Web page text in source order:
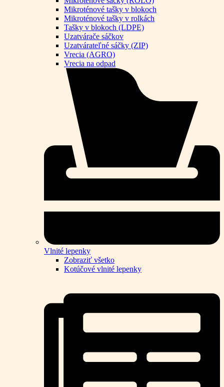
Mikroténové tašky v blokoch
Mikroténové tašky v rolkách
Tašky v blokoch (LDPE)
Uzatvárače sáčkov
Uzatvárateľné sáčky (ZIP)
Vrecia (AGRO)
Vrecia na odpad
Vlnité lepenky
Zobraziť všetko
Kotúčové vlnité lepenky